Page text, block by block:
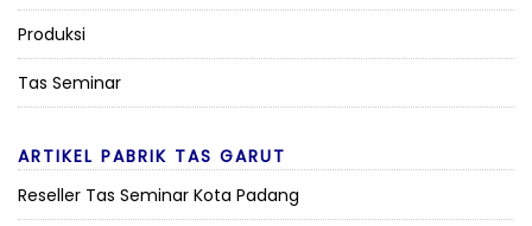
Produksi
Tas Seminar
ARTIKEL PABRIK TAS GARUT
Reseller Tas Seminar Kota Padang